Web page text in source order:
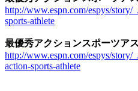
http://www.espn.com/espys/story/
sports-athlete
最優秀アクションスポーツア
http://www.espn.com/espys/story/
action-sports-athlete